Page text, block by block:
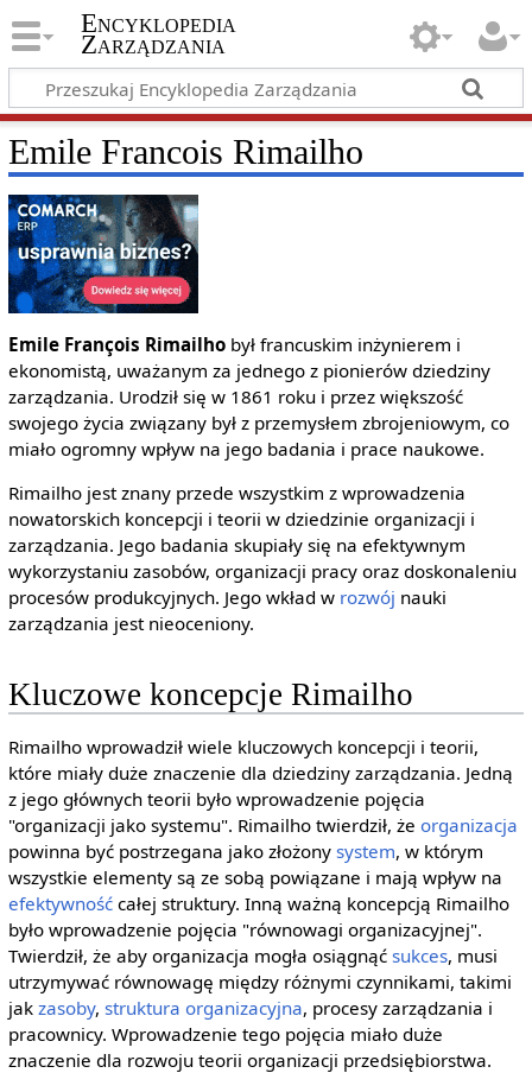
Encyklopedia
Zarządzania
Emile Francois Rimailho
Emile François Rimailhobył francuskim inżynierem i
ekonomistą, uważanym za jednego z pionierów dziedziny
zarządzania. Urodził się w 1861 roku i przez większość
swojego życia związany był z przemysłem zbrojeniowym, co
miało ogromny wpływ na jego badania i prace naukowe.
Rimailho jest znany przede wszystkim z wprowadzenia
nowatorskich koncepcji i teorii w dziedzinie organizacji i
zarządzania. Jego badania skupiały się na efektywnym
wykorzystaniu zasobów, organizacji pracy oraz doskonaleniu
procesów produkcyjnych. Jego wkład w rozwój nauki
zarządzania jest nieoceniony.
Kluczowe koncepcje Rimailho
Rimailho wprowadził wiele kluczowych koncepcji i teorii,
które miały duże znaczenie dla dziedziny zarządzania. Jedną
z jego głównych teorii było wprowadzenie pojęcia
"organizacji jako systemu". Rimailho twierdził, że organizacja
powinna być postrzegana jako złożony system, w którym
wszystkie elementy są ze sobą powiązane i mają wpływ na
efektywnośćcałej struktury. Inną ważną koncepcją Rimailho
było wprowadzenie pojęcia "równowagi organizacyjnej".
Twierdził, że aby organizacja mogła osiągnąć sukces, musi
utrzymywać równowagę między różnymi czynnikami, takimi
jak zasoby, struktura organizacyjna, procesy zarządzania i
pracownicy. Wprowadzenie tego pojęcia miało duże
znaczenie dla rozwoju teorii organizacji przedsiębiorstwa.